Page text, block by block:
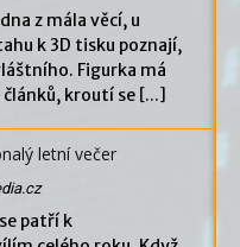
z mála věcí, u
k 3D tisku poznají,
Figurka má
kroutí se [...]
letní večer
patří k